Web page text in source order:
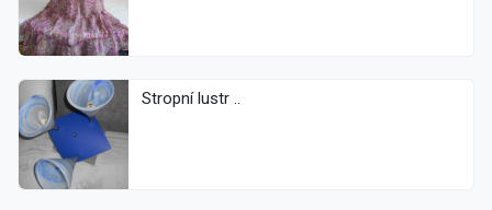
Stropní lustr ..